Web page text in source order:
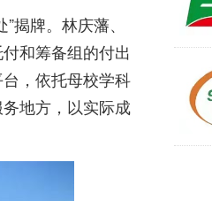
牌。林庆藩、
和筹备组的付出
，依托母校学科
地方，以实际成